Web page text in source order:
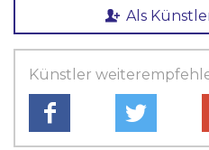
Als
Künstler